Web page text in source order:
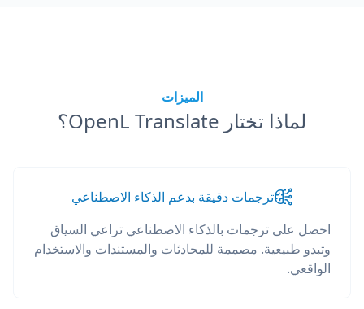
الميزات
لماذا تختار OpenL Translate؟
ترجمات دقيقة بدعم الذكاء الاصطناعي
احصل على ترجمات بالذكاء الاصطناعي تراعي السياق
وتبدو طبيعية. مصممة للمحادثات والمستندات والاستخدام
الواقعي.